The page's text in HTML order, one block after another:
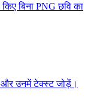
बिना PNG छवि का
और उनमें टेक्स्ट जोड़ें।